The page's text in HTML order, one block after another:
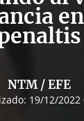
NTM / EFE
19/12/2022